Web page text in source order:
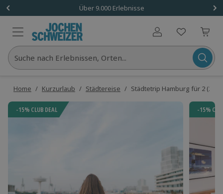
Über 9.000 Erlebnisse
Benutzerkonto
Suche nach Erlebnissen, Orten...
Home / Kurzurlaub / Städtereise / Städtetrip Hamburg für 2 (2
-15% CLUB DEAL -15%